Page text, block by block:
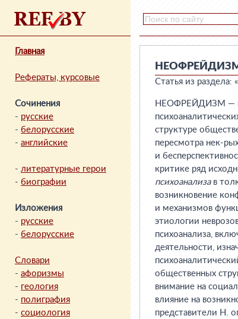
Главная
Рефераты, курсовые
Сочинения
- русские
- белорусские
- английские
- литературные герои
- биографии
Изложения
- русские
- белорусские
Словари
- афоризмы
- геология
- полиграфия
- социология
Статья из раздела: «
НЕОФРЕЙДИЗМ —
структуре
пересмотра нек-
и
критике ряд
психоанализав
возникновение
и механизмов
этиологии
психоанализа,
деятельности,
общественных
внимание на
влияние на
представители Н.